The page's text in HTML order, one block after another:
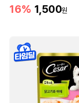
16% 1,500원